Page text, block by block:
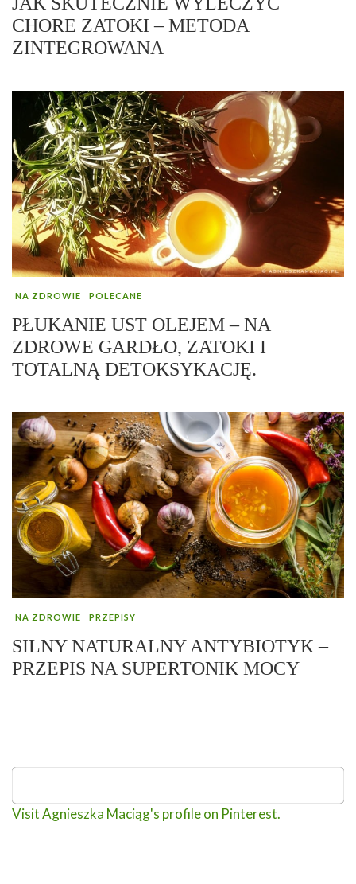
CHORE ZATOKI – METODA
ZINTEGROWANA
NA ZDROWIE POLECANE
PŁUKANIE UST OLEJEM – NA
ZDROWE GARDŁO, ZATOKI I
TOTALNĄ DETOKSYKACJĘ.
NA ZDROWIE PRZEPISY
SILNY NATURALNY ANTYBIOTYK –
PRZEPIS NA SUPERTONIK MOCY
Visit Agnieszka Maciąg's profile on Pinterest.